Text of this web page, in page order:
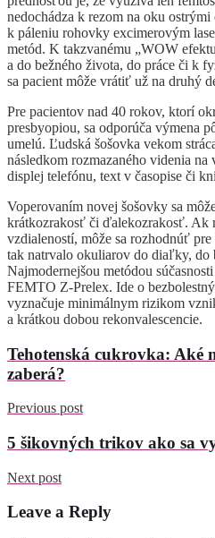
nedochádza k rezom na oku
k páleniu rohovky excimerovým
metód. K takzvanému „WOW
a do bežného života, do práce či k
sa pacient môže vrátiť už na druhý
Pre pacientov nad 40 rokov, ktorí
presbyopiou, sa odporúča výmena
umelú. Ľudská šošovka vekom
následkom rozmazaného videnia
displej telefónu, text v časopise či
Voperovaním novej šošovky sa
krátkozrakosť či ďalekozrakosť. Ak
vzdialeností, môže sa rozhodnúť
tak natrvalo okuliarov do diaľky, do
Najmodernejšou metódou
FEMTO Z-Prelex. Ide o
vyznačuje minimálnym rizikom
a krátkou dobou rekonvalescencie.
Tehotenská cukrovka: Aké
zaberá?
Previous post
5 šikovných trikov ako sa
Next post
Leave a Reply